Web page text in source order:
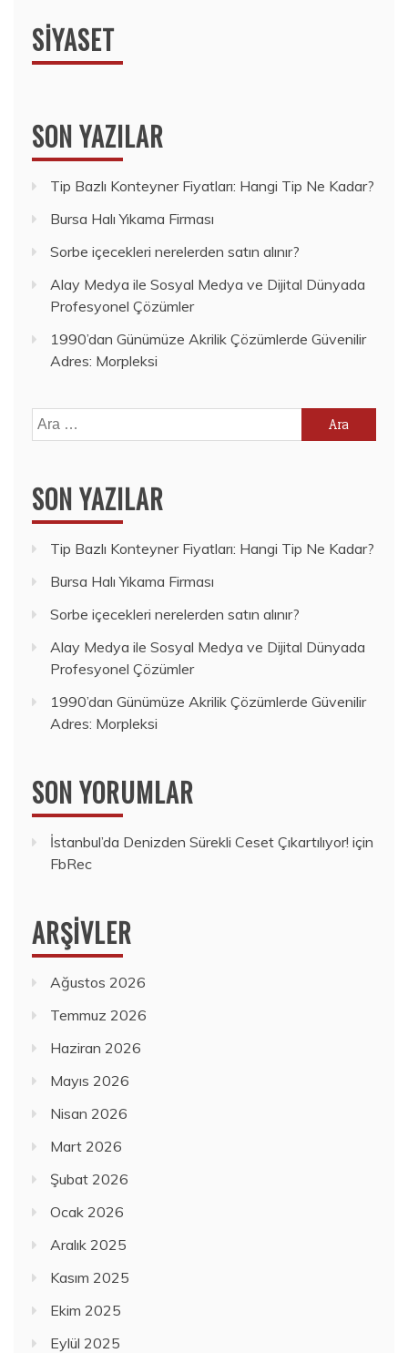
SIYASET
SON YAZILAR
Tip Bazlı Konteyner Fiyatları: Hangi Tip Ne Kadar?
Bursa Halı Yıkama Firması
Sorbe içecekleri nerelerden satın alınır?
Alay Medya ile Sosyal Medya ve Dijital Dünyada
Profesyonel Çözümler
1990’dan Günümüze Akrilik Çözümlerde Güvenilir
Adres: Morpleksi
Arama:
SON YAZILAR
Tip Bazlı Konteyner Fiyatları: Hangi Tip Ne Kadar?
Bursa Halı Yıkama Firması
Sorbe içecekleri nerelerden satın alınır?
Alay Medya ile Sosyal Medya ve Dijital Dünyada
Profesyonel Çözümler
1990’dan Günümüze Akrilik Çözümlerde Güvenilir
Adres: Morpleksi
SON YORUMLAR
İstanbul’da Denizden Sürekli Ceset Çıkartılıyor! için
FbRec
ARŞIVLER
Ağustos 2026
Temmuz 2026
Haziran 2026
Mayıs 2026
Nisan 2026
Mart 2026
Şubat 2026
Ocak 2026
Aralık 2025
Kasım 2025
Ekim 2025
Eylül 2025